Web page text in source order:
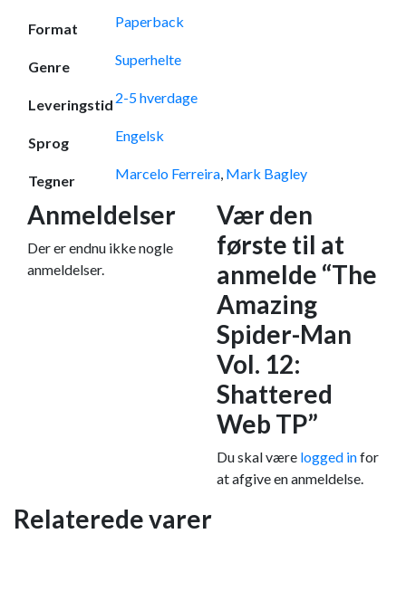
Format Paperback
Genre Superhelte
Leveringstid 2-5 hverdage
Sprog Engelsk
Tegner Marcelo Ferreira, Mark Bagley
Anmeldelser
Der er endnu ikke nogle
anmeldelser.
Vær den
første til at
anmelde “The
Amazing
Spider-Man
Vol. 12:
Shattered
Web TP”
Du skal være logged infor
at afgive en anmeldelse.
Relaterede varer